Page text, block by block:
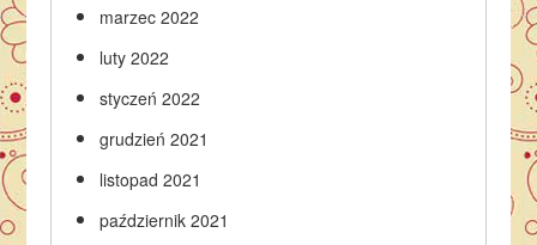
marzec 2022
luty 2022
styczeń 2022
grudzień 2021
listopad 2021
październik 2021